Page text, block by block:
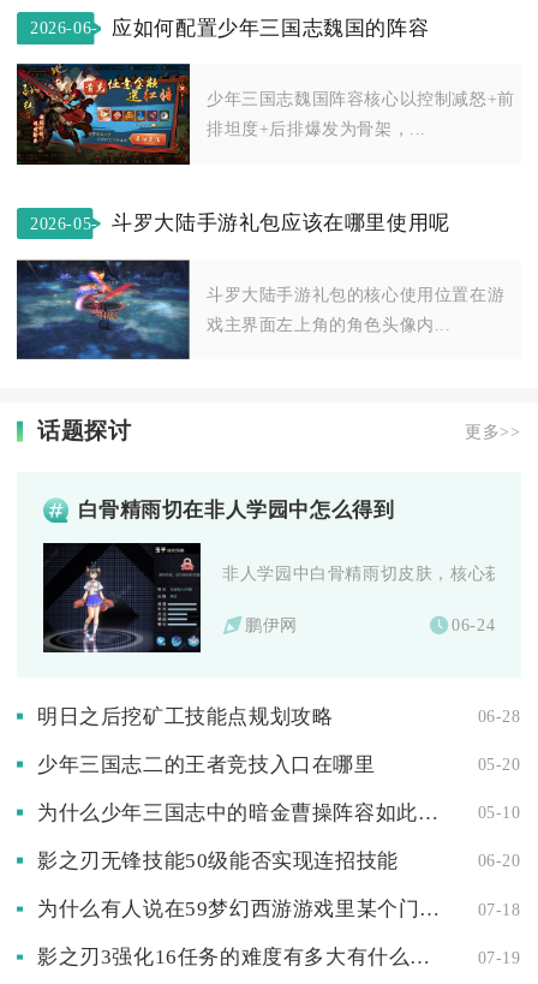
2026-06-
03
应如何配置少年三国志魏国的阵容
少年三国志魏国阵容核心以控制减怒+前
排坦度+后排爆发为骨架，...
2026-05-
斗罗大陆手游礼包应该在哪里使用呢
斗罗大陆手游礼包的核心使用位置在游
戏主界面左上角的角色头像内...
话题探讨 更多>>
白骨精雨切在非人学园中怎么得到
非人学园中白骨精雨切皮肤，核心获取
鹏伊网 06-24
明日之后挖矿工技能点规划攻略 06-28
少年三国志二的王者竞技入口在哪里 05-20
为什么少年三国志中的暗金曹操阵容如此受欢迎 05-10
影之刃无锋技能50级能否实现连招技能 06-20
为什么有人说在59梦幻西游游戏里某个门派厉害到一定程度 07-18
影之刃3强化16任务的难度有多大有什么窍门可以轻松过关 07-19